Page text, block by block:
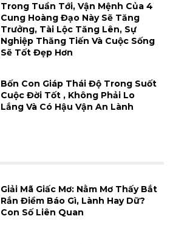
Trong Tuần Tới, Vận Mệnh Của 4
Cung Hoàng Đạo Này Sẽ Tăng
Trưởng, Tài Lộc Tăng Lên, Sự
Nghiệp Thăng Tiến Và Cuộc Sống
Sẽ Tốt Đẹp Hơn
Bốn Con Giáp Thái Độ Trong Suốt
Cuộc Đời Tốt , Không Phải Lo
Lắng Và Có Hậu Vận An Lành
Giải Mã Giấc Mơ: Nằm Mơ Thấy Bắt
Rắn Điềm Báo Gì, Lành Hay Dữ?
Con Số Liên Quan